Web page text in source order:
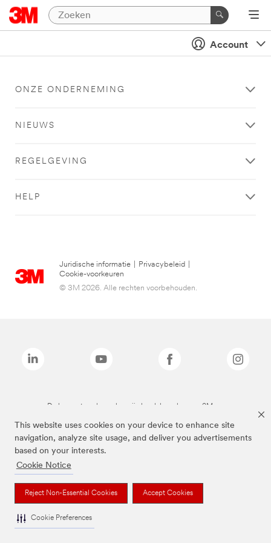
This website uses cookies on your device to enhance site
navigation, analyze site usage, and deliver you advertisements
based on your interests.
Cookie Notice
Reject Non-Essential Cookies Accept Cookies
Cookie Preferences
Account
ONZE ONDERNEMING
NIEUWS
REGELGEVING
HELP
Juridische informatie Privacybeleid
Cookie-voorkeuren
© 3M 2026. Alle rechten voorbehouden.
De bovenstaande merken zijn handelsmerken van 3M.we